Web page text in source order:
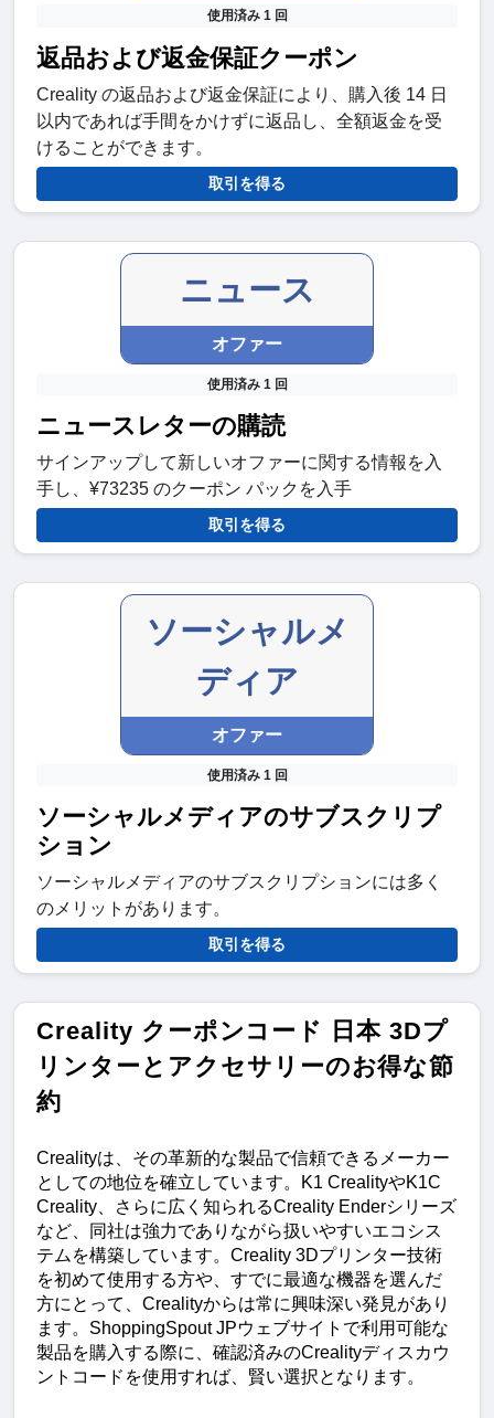
使用済み 1 回
返品および返金保証クーポン
Creality の返品および返金保証により、購入後 14 日
以内であれば手間をかけずに返品し、全額返金を受
けることができます。
取引を得る
ニュース
オファー
使用済み 1 回
ニュースレターの購読
サインアップして新しいオファーに関する情報を入
手し、¥73235 のクーポン パックを入手
取引を得る
ソーシャルメ
ディア
オファー
使用済み 1 回
ソーシャルメディアのサブスクリプ
ション
ソーシャルメディアのサブスクリプションには多く
のメリットがあります。
取引を得る
Creality クーポンコード 日本 3Dプ
リンターとアクセサリーのお得な節
約
Crealityは、その革新的な製品で信頼できるメーカー
としての地位を確立しています。
K1 CrealityやK1C
Creality 、さらに広く知られるCreality Enderシリーズ
など、同社は強力でありながら扱いやすいエコシス
テムを構築しています。 Creality 3Dプリンター技術
を初めて使用する方や、すでに最適な機器を選んだ
方にとって、 Crealityからは常に興味深い発見があり
ます。 ShoppingSpout JPウェブサイトで利用可能な
製品を購入する際に、確認済みのCrealityディスカウ
ントコードを使用すれば、賢い選択となります。